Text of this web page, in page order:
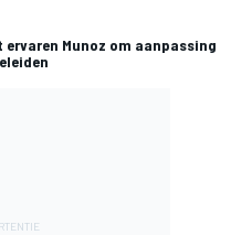
ervaren Munoz om aanpassing